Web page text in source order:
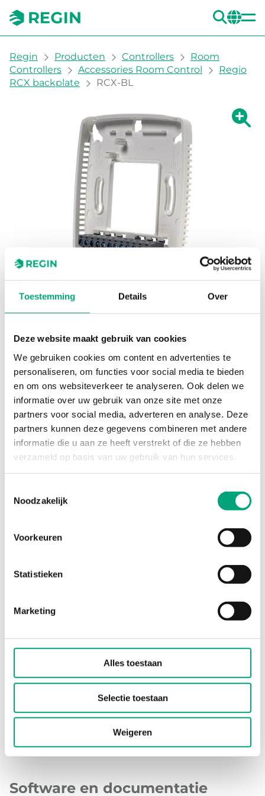
Toestemming Details Over
Deze website maakt gebruik van cookies
We gebruiken cookies om content en advertenties te
personaliseren, om functies voor social media te bieden
en om ons websiteverkeer te analyseren. Ook delen we
informatie over uw gebruik van onze site met onze
partners voor social media, adverteren en analyse. Deze
partners kunnen deze gegevens combineren met andere
informatie die u aan ze heeft verstrekt of die ze hebben
verzameld op basis van uw gebruik van hun services.
Noodzakelijk
Voorkeuren
Statistieken
Marketing
Alles toestaan
Selectie toestaan
Weigeren
You are here:
Regin Producten Controllers
Room
Controllers
Accessories Room Control
Regio
RCX backplate
RCX-BL
Grote
REGIN
Regio RCX backplate
Low Backplate with terminals, fits all RCX, RUX and
RTX models. Used when RCX/RUX/RTX mounted
over appliance box. (Details on size see
RCX/RUX/RTX Product sheet)
SPECIFICATIES
Specificaties voor Regio RCX backplate
(WxHxD)
mm
Software en documentatie